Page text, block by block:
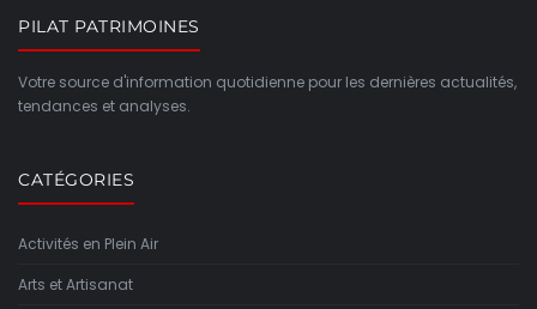
PILAT PATRIMOINES
Votre source d'information quotidienne pour les dernières actualités,
tendances et analyses.
CATÉGORIES
Activités en Plein Air
Arts et Artisanat